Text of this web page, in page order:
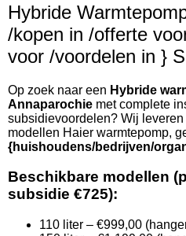
Hybride
/kopen in /offerte
voor /voordelen in }
Op zoek naar een Hybride
Annaparochie met complete
subsidievoordelen? Wij
modellen Haier warmtepomp,
{huishoudens/bedrijven/
Beschikbare modellen
subsidie €725):
110 liter – €999,00